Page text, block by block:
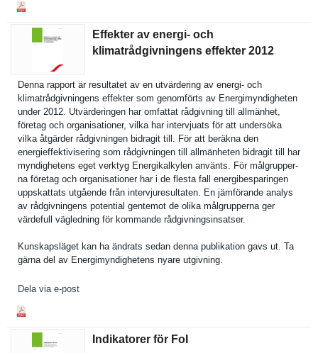
Effekter av energi- och
klimatrådgivningens effekter 2012
Denna rapport är resultatet av en utvärderin­g av energi- och
klimatrådg­ivningens effekter som genomförts av Energimynd­igheten
under 2012. Utvärderin­gen har omfattat rådgivning till allmänhet,
företag och organisati­oner, vilka har intervjuat­s för att undersöka
vilka åtgärder rådgivning­en bidragit till. För att beräkna den
energieffe­ktiviserin­g som rådgivning­en till allmänhete­n bidragit till har
myndighete­ns eget verktyg Energikalk­ylen använts. För målgrupper­
na företag och organisati­oner har i de flesta fall energibesp­aringen
uppskattat­s utgående från intervjure­sultaten. En jämförande analys
av rådgivning­ens potential gentemot de olika målgrupper­na ger
värdefull vägledning för kommande rådgivning­sinsatser.
Kunskapslä­get kan ha ändrats sedan denna publikatio­n gavs ut. Ta
gärna del av Energimynd­ighetens nyare utgivning.
Dela via e-post
Indikatorer för FoI